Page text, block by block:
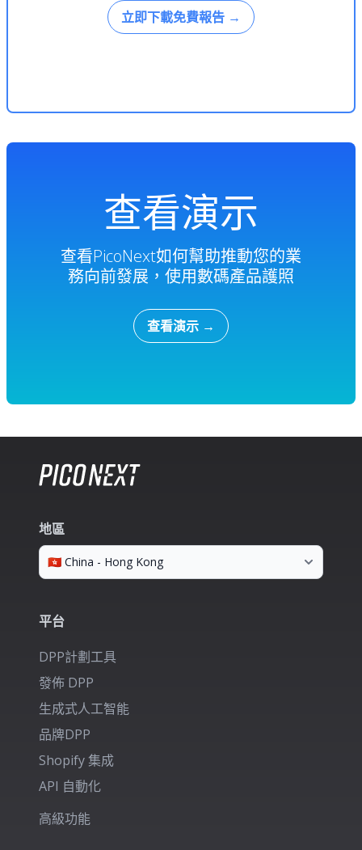
立即下載免費報告 →
查看演示
查看PicoNext如何幫助推動您的業
務向前發展，使用數碼產品護照
查看演示 →
地區
平台
DPP計劃工具
發佈 DPP
生成式人工智能
品牌DPP
Shopify 集成
API 自動化
高級功能